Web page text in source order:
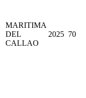
MARITIMA
DEL
CALLAO
2025 70